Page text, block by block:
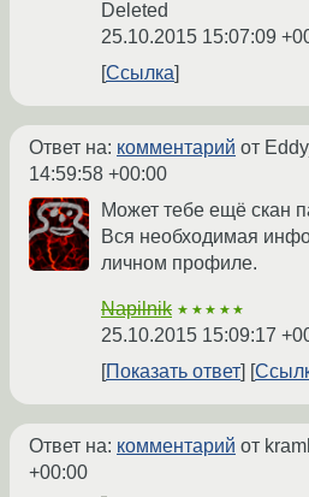
Deleted
25.10.2015 15:07:09
Ссылка
Ответ на: комментарий от
14:59:58 +00:00
Может тебе ещё скан
Вся необходимая
личном профиле.
Napilnik ★★★★★
25.10.2015 15:09:17
Показать ответ
Ответ на: комментарий от
+00:00